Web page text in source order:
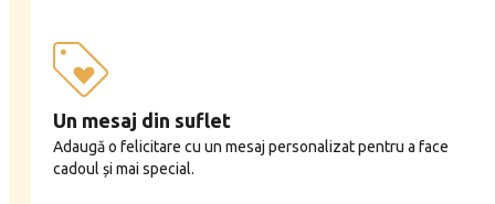
Un mesaj din suflet
Adaugă o felicitare cu un mesaj personalizat pentru a face
cadoul și mai special.